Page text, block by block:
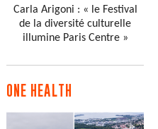
Carla Arigoni : « le Festival
de la diversité culturelle
illumine Paris Centre »
ONE HEALTH